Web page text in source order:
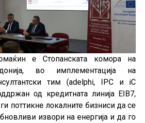
е Стопанската комора на
во имплементација на
тим (adelphi, IPC и iC
од кредитната линија EIB7,
поттикне локалните бизниси да се
извори на енергија и да го